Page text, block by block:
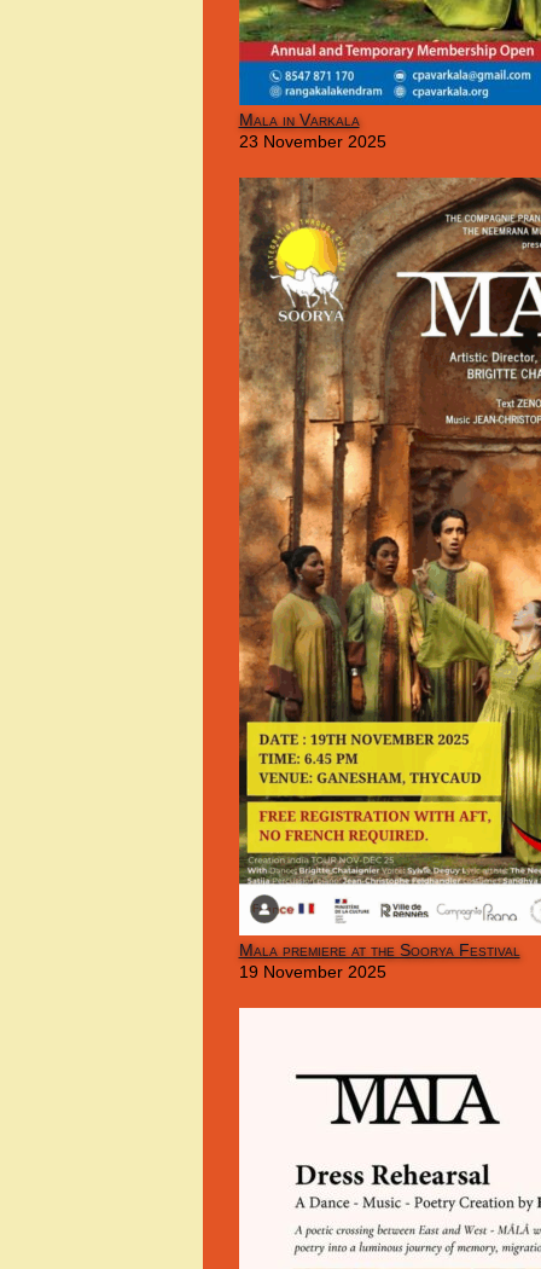
Mala in Varkala
23 November 2025
Mala premiere at the Soorya Festival
19 November 2025